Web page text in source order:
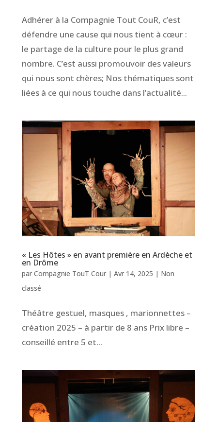
Adhérer à la Compagnie Tout CouR, c’est
défendre une cause qui nous tient à cœur :
le partage de la culture pour le plus grand
nombre. C’est aussi promouvoir des valeurs
qui nous sont chères; Nos thématiques sont
liées à ce qui nous touche dans l’actualité...
« Les Hôtes » en avant première en Ardèche et
en Drôme
par Compagnie TouT Cour| Avr 14, 2025 | Non
classé
Théâtre gestuel, masques , marionnettes –
création 2025 – à partir de 8 ans Prix libre –
conseillé entre 5 et...